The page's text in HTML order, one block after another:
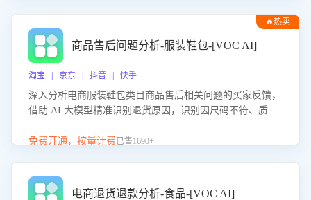
🔥热卖
商品售后问题分析-服装鞋包-[VOC AI]
淘宝 | 京东 | 抖音 | 快手
深入分析电商服装鞋包类目商品售后相关问题的买家反馈，
借助 AI 大模型精准识别退货原因，识别因尺码不符、质量
议，助力商家优化产品或服务，实现销售额的显著提升。
免费开通，按量计费已售1690+
电商退货退款分析-食品-[VOC AI]